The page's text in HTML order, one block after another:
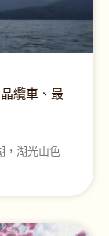
纜車、最
，湖光山色